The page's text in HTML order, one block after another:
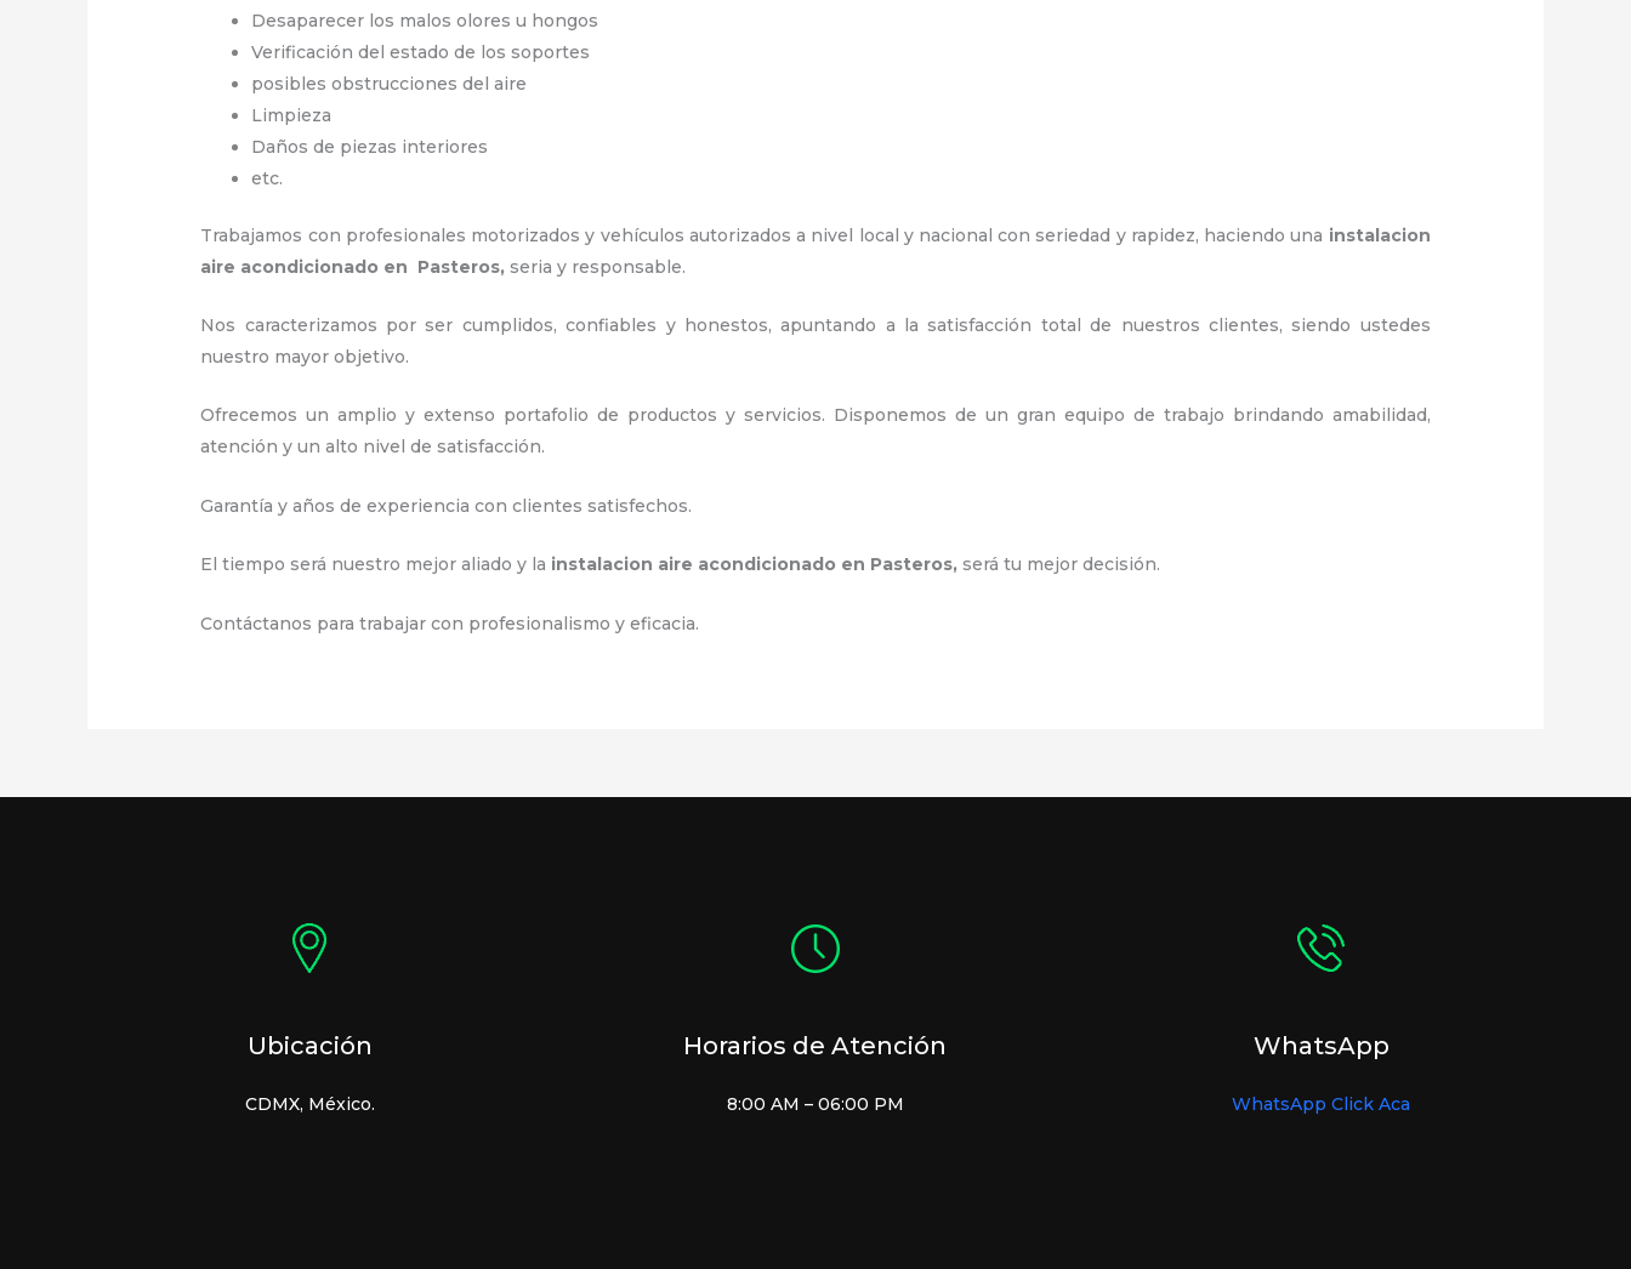
Desaparecer los malos olores u hongos
Verificación del estado de los soportes
posibles obstrucciones del aire
Limpieza
Daños de piezas interiores
etc.
Trabajamos con profesionales motorizados y vehículos autorizados a nivel local y nacional con seriedad y rapidez, haciendo una instalacion
aire acondicionado en Pasteros,seria y responsable.
Nos caracterizamos por ser cumplidos, confiables y honestos, apuntando a la satisfacción total de nuestros clientes, siendo ustedes
nuestro mayor objetivo.
Ofrecemos un amplio y extenso portafolio de productos y servicios. Disponemos de un gran equipo de trabajo brindando amabilidad,
atención y un alto nivel de satisfacción.
Garantía y años de experiencia con clientes satisfechos.
El tiempo será nuestro mejor aliado y la instalacion aire acondicionado en Pasteros,será tu mejor decisión.
Contáctanos para trabajar con profesionalismo y eficacia.
Ubicación
CDMX, México.
Horarios de Atención
8:00 AM – 06:00 PM
WhatsApp
WhatsApp Click Aca